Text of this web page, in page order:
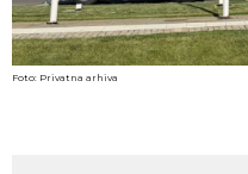
Foto: Privatna arhiva